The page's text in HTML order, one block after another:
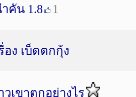
คัน 1.8 1
อง เบ็ดตกกุ้ง
วเขาตกอย่างไร